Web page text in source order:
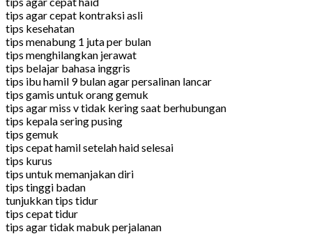
tips agar cepat kontraksi asli
tips kesehatan
tips menabung 1 juta per bulan
tips menghilangkan jerawat
tips belajar bahasa inggris
tips ibu hamil 9 bulan agar persalinan lancar
tips gamis untuk orang gemuk
tips agar miss v tidak kering saat berhubungan
tips kepala sering pusing
tips gemuk
tips cepat hamil setelah haid selesai
tips kurus
tips untuk memanjakan diri
tips tinggi badan
tunjukkan tips tidur
tips cepat tidur
tips agar tidak mabuk perjalanan